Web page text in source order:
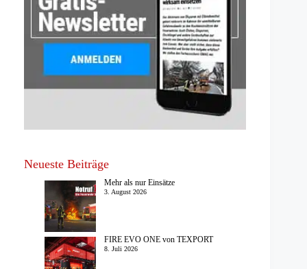
Neueste Beiträge
Mehr als nur Einsätze
3. August 2026
FIRE EVO ONE von TEXPORT
8. Juli 2026